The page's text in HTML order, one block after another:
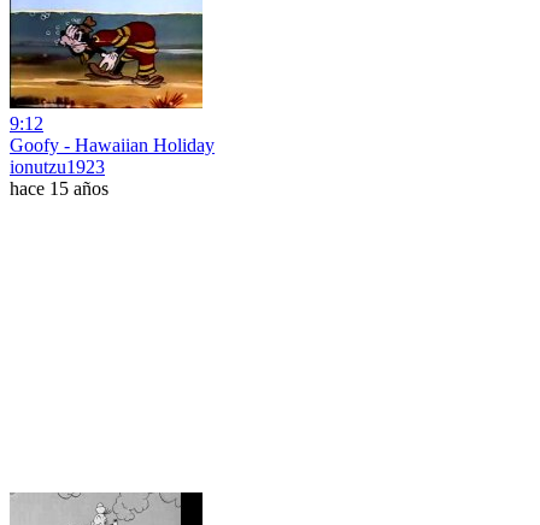
9:12
Goofy - Hawaiian Holiday
ionutzu1923
hace 15 años